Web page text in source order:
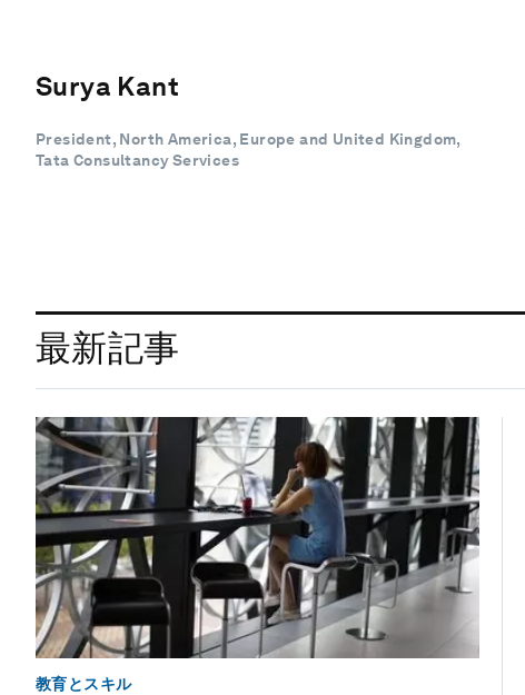
Surya Kant
President, North America, Europe and United Kingdom,
Tata Consultancy Services
最新記事
教育とスキル